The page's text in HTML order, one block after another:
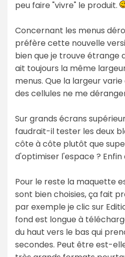
peu faire "vivre" le produit.
Concernant les menus
préfère cette nouvelle
bien que je trouve étrange
ait toujours la même
menus. Que la largeur
des cellules ne me
Sur grands écrans
faudrait-il tester les deux
côte à côte plutôt que
d'optimiser l'espace ?
Pour le reste la maquette
sont bien choisies, ça fait
par exemple je clic sur
fond est longue à
du haut vers le bas qui
secondes. Peut être est-